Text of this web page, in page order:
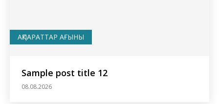
АҚПАРАТТАР АҒЫНЫ
Sample post title 12
08.08.2026